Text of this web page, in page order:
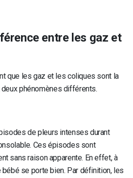
entre les gaz et
que les gaz et les coliques sont la
phénomènes différents.
de pleurs intenses durant
Ces épisodes sont
sans raison apparente. En effet, à
bébé se porte bien. Par définition, les